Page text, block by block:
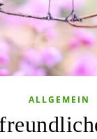
ALLGEMEIN